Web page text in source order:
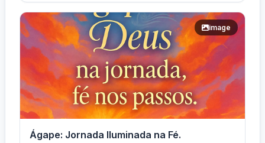
image
Ágape: Jornada Iluminada na Fé.